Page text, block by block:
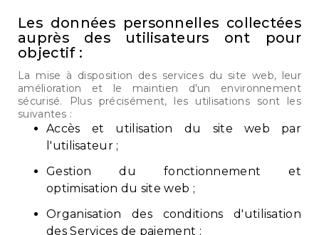
Les données personnelles collectées
auprès des utilisateurs ont pour
objectif :
La mise à disposition des services du site web, leur
amélioration et le maintien d'un environnement
sécurisé. Plus précisément, les utilisations sont les
suivantes :
Accès et utilisation du site web par
l'utilisateur ;
Gestion du fonctionnement et
optimisation du site web ;
Organisation des conditions d'utilisation
des Services de paiement ;